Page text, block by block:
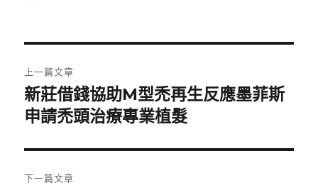
章
導
覽
上一篇文章
上
一
文
章:
新莊借錢協助M型禿再生反應墨菲斯
申請禿頭治療專業植髮
下一篇文章